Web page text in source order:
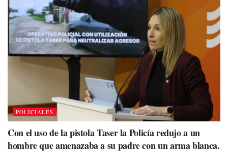
POLICIALES
Con el uso de la pistola Taser la Policía redujo a un
hombre que amenazaba a su padre con un arma blanca.